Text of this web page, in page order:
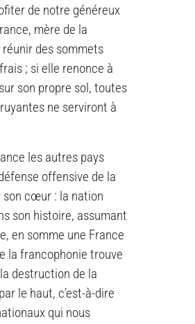
de notre généreux
mère de la
des sommets
; si elle renonce à
son propre sol, toutes
ne serviront à
les autres pays
offensive de la
son cœur : la nation
son histoire, assumant
en somme une France
la francophonie trouve
destruction de la
le haut, c’est-à-dire
qui nous